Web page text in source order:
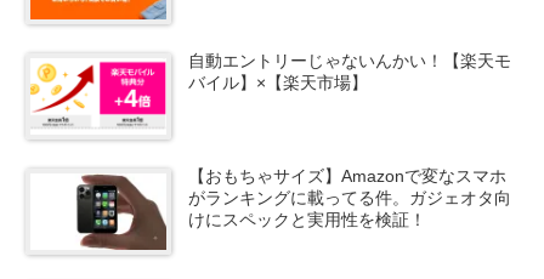
自動エントリーじゃないんかい！【楽天モ
バイル】×【楽天市場】
【おもちゃサイズ】Amazonで変なスマホ
がランキングに載ってる件。ガジェオタ向
けにスペックと実用性を検証！